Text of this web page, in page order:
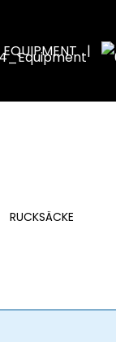
EQUIPMENT
RUCKSÄCKE